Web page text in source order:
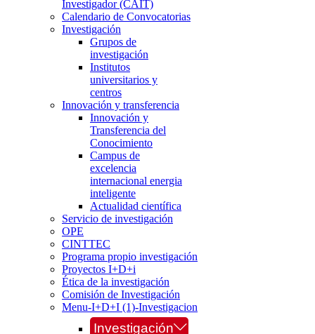
Investigador (CAIT)
Calendario de Convocatorias
Investigación
Grupos de
investigación
Institutos
universitarios y
centros
Innovación y transferencia
Innovación y
Transferencia del
Conocimiento
Campus de
excelencia
internacional energia
inteligente
Actualidad científica
Servicio de investigación
OPE
CINTTEC
Programa propio investigación
Proyectos I+D+i
Ética de la investigación
Comisión de Investigación
Menu-I+D+I (1)-Investigacion
Investigación